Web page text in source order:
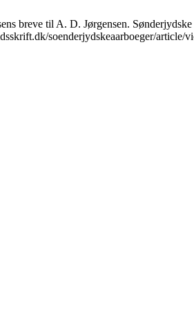
breve til A. D. Jørgensen.
soenderjydskeaarboeger/article/